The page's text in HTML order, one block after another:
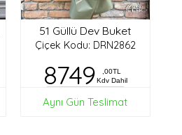
51 Güllü Dev Buket
Çiçek Kodu: DRN2862
8749
,00TL
Kdv Dahil
Aynı Gün Teslimat